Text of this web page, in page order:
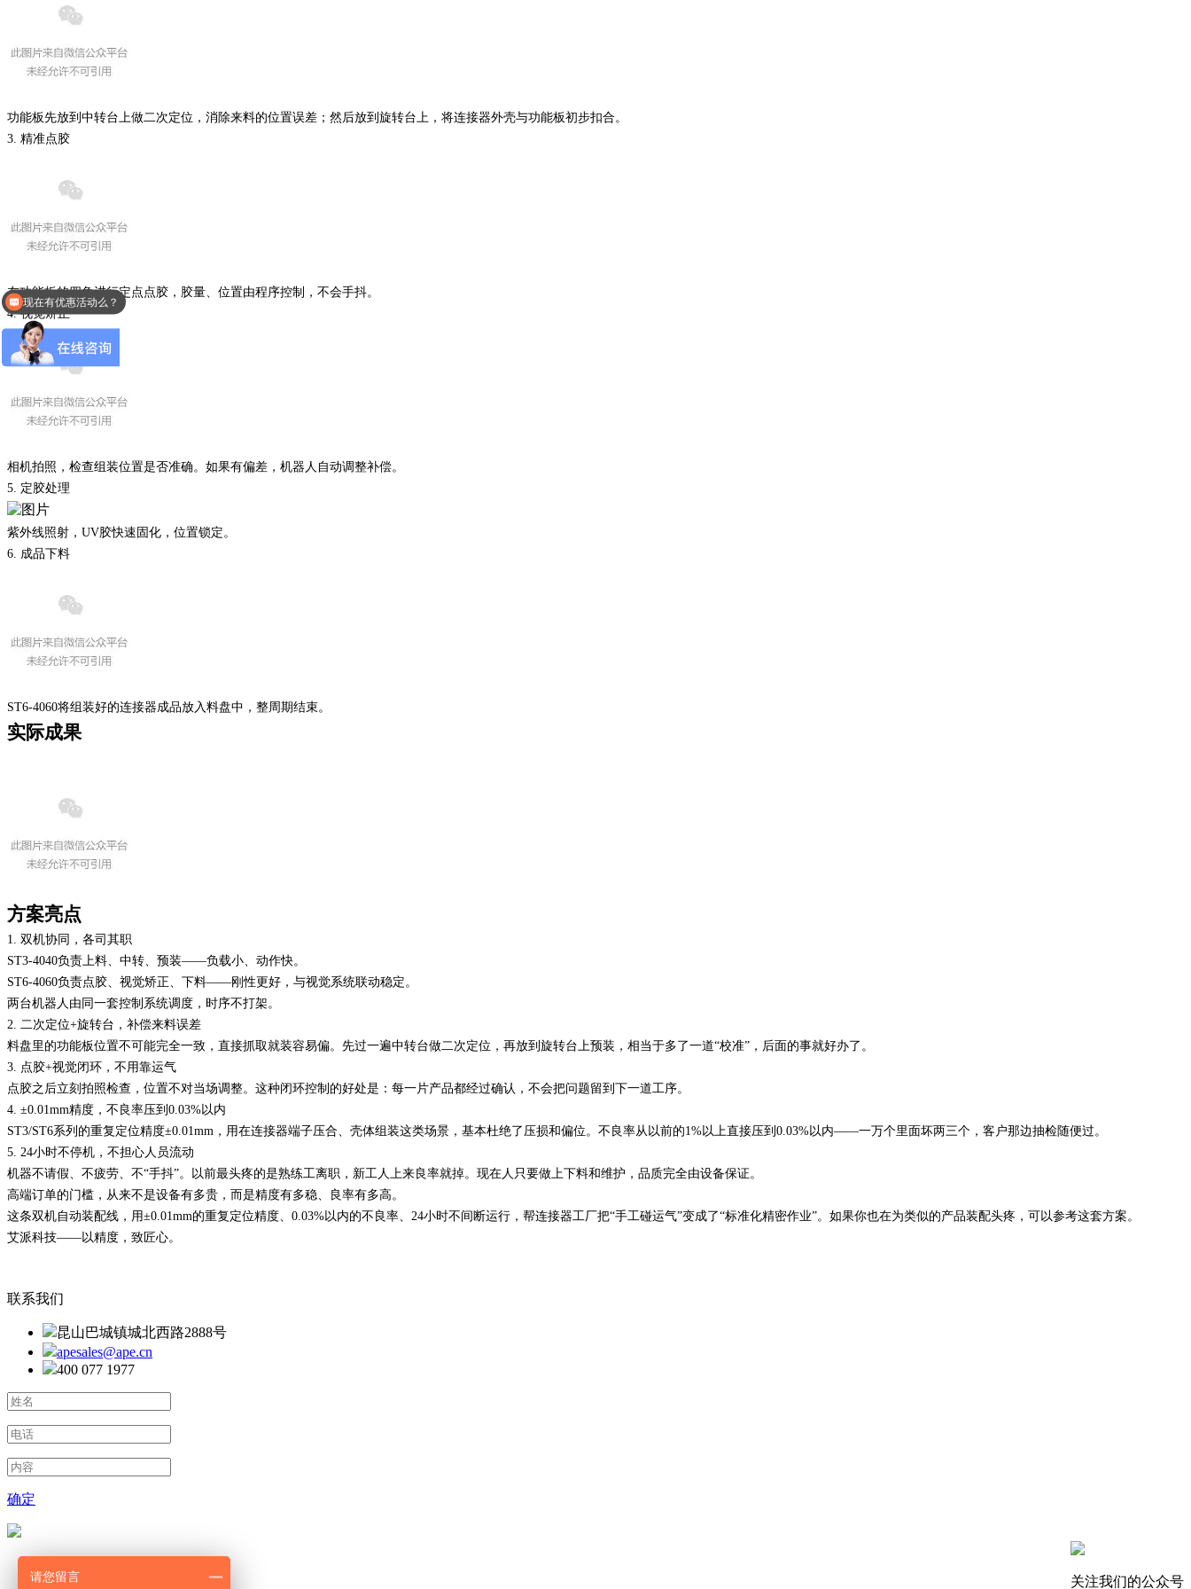
功能板先放到中转台上做二次定位，消除来料的位置误差；然后放到旋转台上，将连接器外壳与功能板初步扣合。
3. 精准点胶
在功能板的四角进行定点点胶，胶量、位置由程序控制，不会手抖。
4. 视觉矫正
相机拍照，检查组装位置是否准确。如果有偏差，机器人自动调整补偿。
5. 定胶处理
紫外线照射， UV胶快速固化，位置锁定。
6. 成品下料
ST6-4060将组装好的连接器成品放入料盘中，整周期结束。
实际成果
方案亮点
1. 双机协同，各司其职
ST3-4040负责上料、中转、预装——负载小、动作快。
ST6-4060负责点胶、视觉矫正、下料——刚性更好，与视觉系统联动稳定。
两台机器人由同一套控制系统调度，时序不打架。
2. 二次定位+旋转台，补偿来料误差
料盘里的功能板位置不可能完全一致，直接抓取就装容易偏。先过一遍中转台做二次定位，再放到旋转台上预装，相当于多了一道“校准”，后面的事就好办了。
3. 点胶+视觉闭环，不用靠运气
点胶之后立刻拍照检查，位置不对当场调整。这种闭环控制的好处是：每一片产品都经过确认，不会把问题留到下一道工序。
4. ±0.01mm精度，不良率压到0.03%以内
ST3/ST6系列的重复定位精度±0.01mm，用在连接器端子压合、壳体组装这类场景，基本杜绝了压损和偏位。不良率从以前的1%以上直接压到0.03%以内——一万个里面坏两三个，客户那边抽检随便过。
5. 24小时不停机，不担心人员流动
机器不请假、不疲劳、不“手抖”。以前最头疼的是熟练工离职，新工人上来良率就掉。现在人只要做上下料和维护，品质完全由设备保证。
高端订单的门槛，从来不是设备有多贵，而是精度有多稳、良率有多高。
这条双机自动装配线，用±0.01mm的重复定位精度、0.03%以内的不良率、24小时不间断运行，帮连接器工厂把“手工碰运气”变成了“标准化精密作业”。如果你也在为类似的产品装配头疼，可以参考这套方案。
艾派科技——以精度，致匠心。
联系我们
昆山巴城镇城北西路2888号
apesales@ape.cn
‭400 077 1977‬
确定
关注我们的公众号
现在有优惠活动么？
请您留言